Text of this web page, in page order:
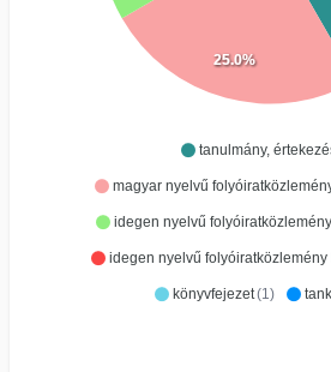
tanulmány,
magyar nyelvű
idegen nyelvű
idegen nyelvű
könyvfejezet(1)
25.0%